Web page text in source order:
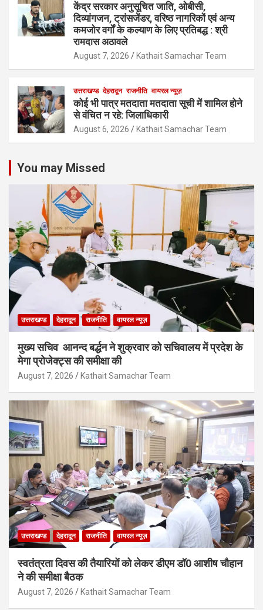
केंद्र सरकार अनुसूचित जाति, ओबीसी,
दिव्यांगजन, ट्रांसजेंडर, वरिष्ठ नागरिकों एवं अन्य
कमजोर वर्गों के कल्याण के लिए प्रतिबद्ध : श्री
रामदास अठावले
August 7, 2026 Kathait Samachar Team
उत्तराखण्ड देहरादून राजनीति वायरल न्यूज़
कोई भी पात्र मतदाता मतदाता सूची में शामिल होने
से वंचित न रहे: जिलाधिकारी
August 6, 2026 Kathait Samachar Team
You may Missed
उत्तराखण्ड देहरादून राजनीति वायरल न्यूज़
मुख्य सचिव आनन्द बर्द्धन ने शुक्रवार को सचिवालय में प्रदेश के
मेगा प्रोजेक्ट्स की समीक्षा की
August 7, 2026 Kathait Samachar Team
उत्तराखण्ड देहरादून राजनीति वायरल न्यूज़
स्वतंत्रता दिवस की तैयारियों को लेकर डीएम डॉ0 आशीष चौहान
ने की समीक्षा बैठक
August 7, 2026 Kathait Samachar Team